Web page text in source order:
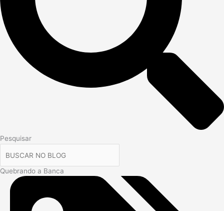
Pesquisar
Quebrando a Banca